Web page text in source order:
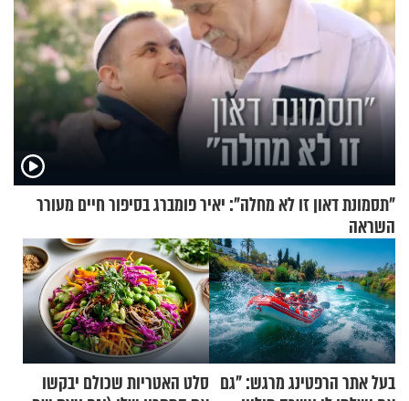
"תסמונת דאון זו לא מחלה": יאיר פומברג בסיפור חיים מעורר
השראה
בעל אתר הרפטינג מרגש: "גם סלט האטריות שכולם יבקשו